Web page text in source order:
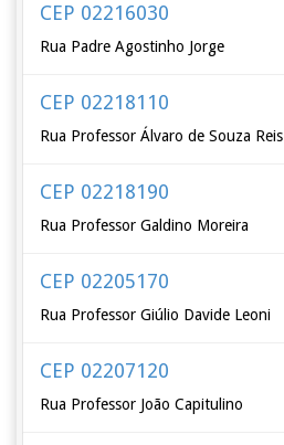
CEP 02216030
Rua Padre Agostinho Jorge
CEP 02218110
Rua Professor Álvaro de Souza Reis
CEP 02218190
Rua Professor Galdino Moreira
CEP 02205170
Rua Professor Giúlio Davide Leoni
CEP 02207120
Rua Professor João Capitulino